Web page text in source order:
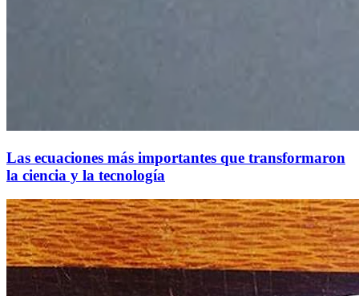
Las ecuaciones más importantes que transformaron
la ciencia y la tecnología